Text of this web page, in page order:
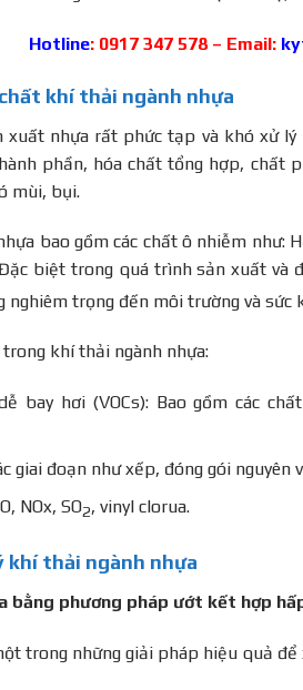
Hotline: 0917 347 578 – Email:
khí thải ngành nhựa
xuất nhựa rất phức tạp và khó xử
phần, hóa chất tổng hợp, chất
mùi, bụi.
bao gồm các chất ô nhiễm như:
biệt trong quá trình sản xuất và
nghiêm trọng đến môi trường và sức
khí thải ngành nhựa:
bay hơi (VOCs): Bao gồm các
giai đoạn như xếp, đóng gói
NOx, SO2, vinyl clorua.
khí thải ngành nhựa
bằng phương pháp ướt kết hợp
trong những giải pháp hiệu quả